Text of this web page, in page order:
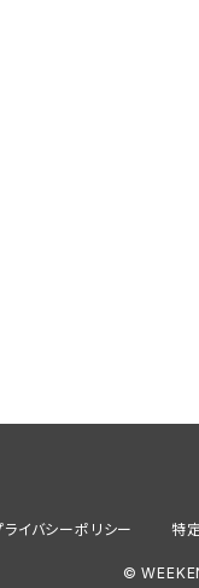
ライバシーポリシー 特
©